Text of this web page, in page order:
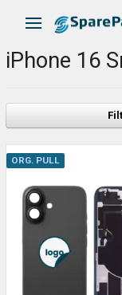
Skifte navigation
iPhone 16
ORG. PULL